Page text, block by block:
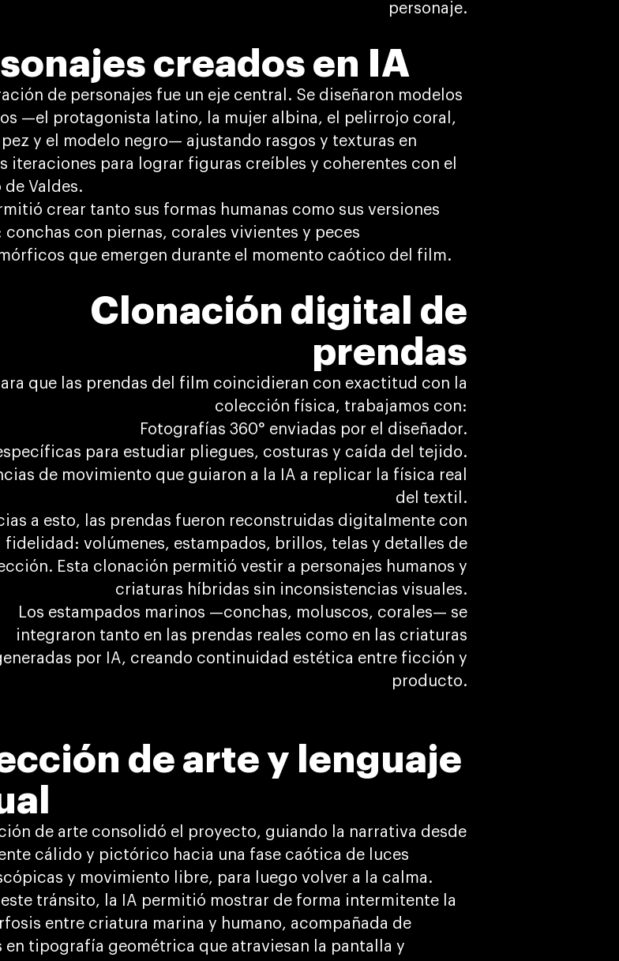
personaje.
creados en IA
de personajes fue un eje central. Se diseñaron modelos
—el protagonista latino, la mujer albina, el pelirrojo coral,
pez y el modelo negro— ajustando rasgos y texturas en
iteraciones para lograr figuras creíbles y coherentes con el
de Valdes.
crear tanto sus formas humanas como sus versiones
conchas con piernas, corales vivientes y peces
que emergen durante el momento caótico del film.
Clonación digital de
prendas
que las prendas del film coincidieran con exactitud con la
colección física, trabajamos con:
Fotografías 360° enviadas por el diseñador.
para estudiar pliegues, costuras y caída del tejido.
de movimiento que guiaron a la IA a replicar la física real
del textil.
a esto, las prendas fueron reconstruidas digitalmente con
fidelidad: volúmenes, estampados, brillos, telas y detalles de
Esta clonación permitió vestir a personajes humanos y
criaturas híbridas sin inconsistencias visuales.
Los estampados marinos —conchas, moluscos, corales— se
integraron tanto en las prendas reales como en las criaturas
por IA, creando continuidad estética entre ficción y
producto.
de arte y lenguaje
de arte consolidó el proyecto, guiando la narrativa desde
cálido y pictórico hacia una fase caótica de luces
y movimiento libre, para luego volver a la calma.
este tránsito, la IA permitió mostrar de forma intermitente la
entre criatura marina y humano, acompañada de
en tipografía geométrica que atraviesan la pantalla y